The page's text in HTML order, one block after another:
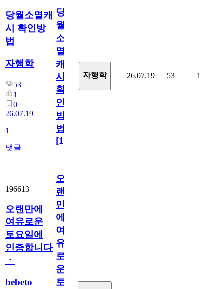
당월소멸캐
시 확인방
법
자행학
53
1
0
26.07.19
1
댓글
당
월
소
멸
캐
시
확
인
방
법
[1]
자행학 26.07.19 53 1
196613
오랜만에
여유로운
토요일에
인증합니다
ㆍ
bebeto
오
랜
만
에
여
유
로
운
토